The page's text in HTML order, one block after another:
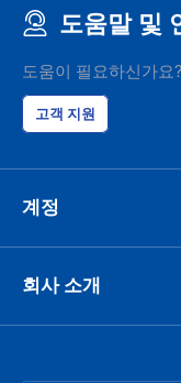
도움말 및
도움이 필요하신가
고객 지원
계정
회사 소개